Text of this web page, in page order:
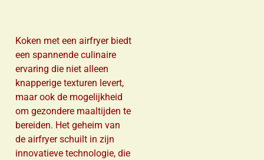
Koken met een airfryer biedt
een spannende culinaire
ervaring die niet alleen
knapperige texturen levert,
maar ook de mogelijkheid
om gezondere maaltijden te
bereiden. Het geheim van
de airfryer schuilt in zijn
innovatieve technologie, die